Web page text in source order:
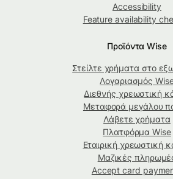
Accessibility
Feature availability
Προϊόντα Wise
Στείλτε χρήματα στο
Λογαριασμός
Διεθνής χρεωστική
Μεταφορά μεγάλου
Λάβετε χρήματα
Πλατφόρμα Wise
Εταιρική χρεωστική
Μαζικές
Accept card